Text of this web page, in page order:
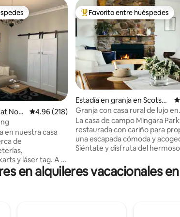
reseñas
preferido
Nort
Calificación promedio: 4.96 de 5, 218 reseñas
4.96 (218)
en nuestra casa
de
y láser tag. A 8
algunas de las
del
Favorito entre huéspedes
Favorito entre huéspedes
Estadía en granja en Scotsbu
rn
Granja con casa rural de lujo en
Scotsburn
La casa de campo Mingara
restaurada con cariño para
una escapada cómoda y
Siéntate y disfruta del hermoso campo y
al fuego, pasea por la granja y
nuestras amables cabras y
compartir con familiares y
en alquileres vacacionales